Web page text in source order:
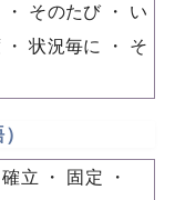
そのたび
い
状況毎に
そ
確立
固定